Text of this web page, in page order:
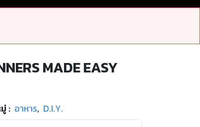
MADE EASY
: อาหาร, D.I.Y.